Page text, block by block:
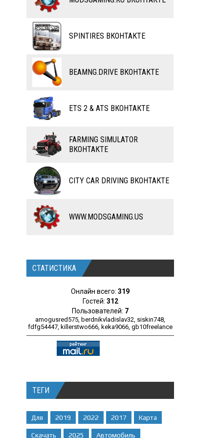
ВЕЛОСИПЕДЫ
ТАНКИ
ПОЕЗДА
ВОДНЫЙ ТРАНСПОРТ
САМОЛЕТЫ
RC ТРАНСПОРТ
КАРТЫ
ЧИТЫ
ПРОГРАММЫ
РАЗНОЕ
ТЮНИНГ
КАРТЫ SPINTIRES ВКОНТАКТЕ
BEAMNG.DRIVE ВКОНТАКТЕ
ETS 2 & ATS ВКОНТАКТЕ
FARMING SIMULATOR
ВКОНТАКТЕ
CITY CAR DRIVING ВКОНТАКТЕ
WWW.MODSGAMING.US
СТАТИСТИКА
Онлайн всего:319
Гостей: 312
Пользователей: 7
amogusred575, berdnikvladislav32, siskin748,
fdfg54447, killerstwo666, keka9066,gb10freelance
ТЕГИ
Для 2019 2022 2017 Карта
Скачать 2025 Автомобиль